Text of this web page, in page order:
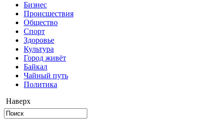
Бизнес
Происшествия
Общество
Cпорт
Здоровье
Культура
Город живёт
Байкал
Чайный путь
Политика
Наверх